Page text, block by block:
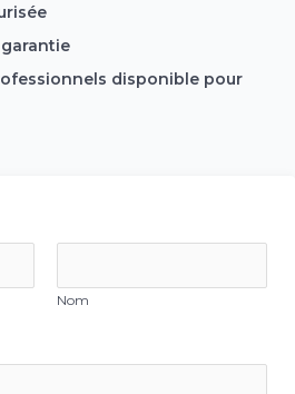
disponible pour
Nom